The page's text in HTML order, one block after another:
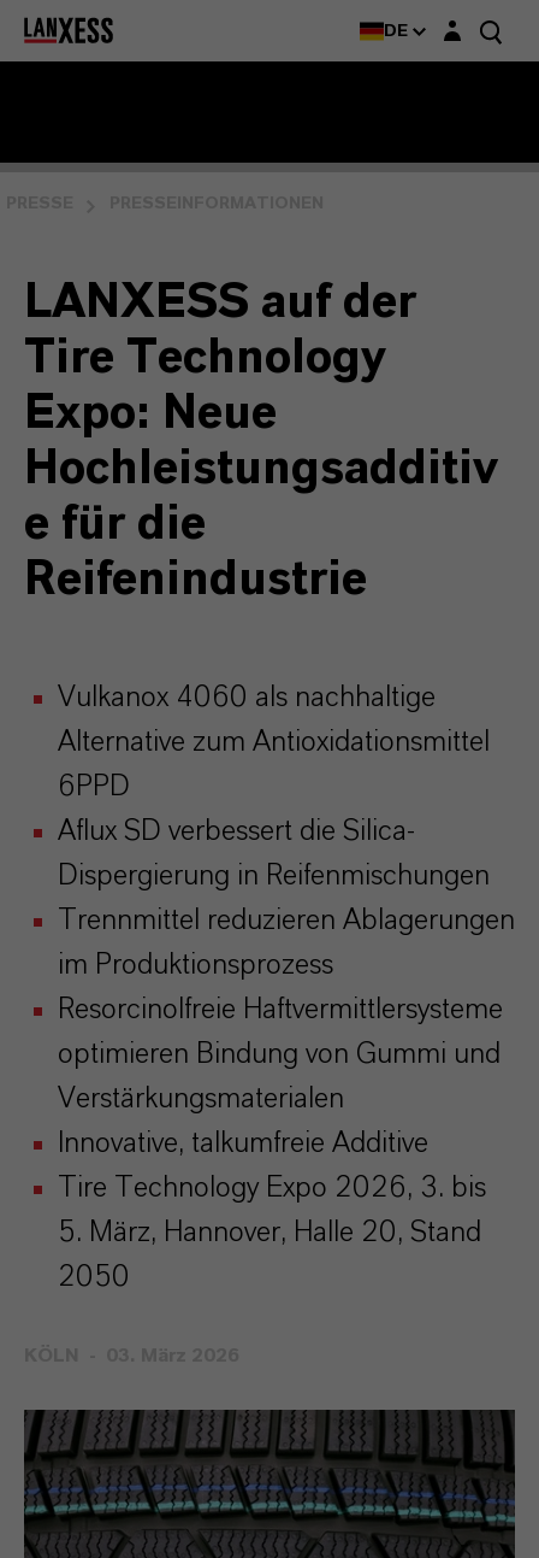
DE Login-Maske
LANXESS auf der
Tire Technology
Expo: Neue
Hochleistungsadditiv
e für die
Reifenindustrie
Vulkanox 4060 als nachhaltige
Alternative zum Antioxidationsmittel
6PPD
Aflux SD verbessert die Silica-
Dispergierung in Reifenmischungen
Trennmittel reduzieren Ablagerungen
im Produktionsprozess
Resorcinolfreie Haftvermittlersysteme
optimieren Bindung von Gummi und
Verstärkungsmaterialen
Innovative, talkumfreie Additive
Tire Technology Expo 2026, 3. bis
5. März, Hannover, Halle 20, Stand
2050